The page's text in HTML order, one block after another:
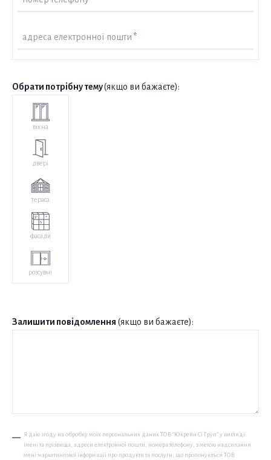
адреса електронної пошти *
Обрати потрібну тему(якщо ви бажаєте):
вікна
двері
тераса
фасади
розсувні
Залишити повідомлення (якщо ви бажаєте):
Я даю згоду на обробку моїх персональних даних ТОВ “Юкрейн Сі Груп” у вигляді:
імені та прізвища, адреси електронної пошти, номера телефону, з метою надсилання
мені маркетингової інформації про продукти та послуги, що пропонуються ТОВ